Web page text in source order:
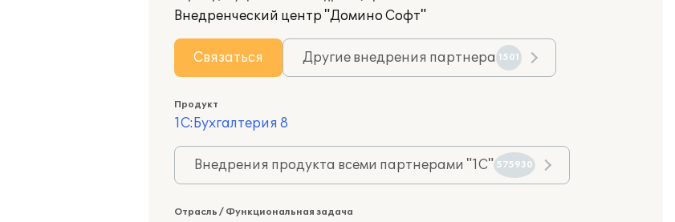
Внедренческий центр "Домино Софт"
Связаться Другие внедрения партнера 1501
Продукт
1С:Бухгалтерия 8
Внедрения продукта всеми партнерами "1С" 575930
Отрасль / Функциональная задача